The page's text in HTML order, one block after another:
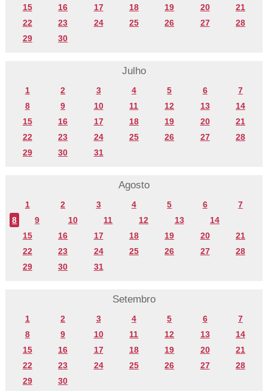
15 16 17 18 19 20
21
22
23 24 25 26 27
28
29
30
Julho
1 2 3 4 5 6
7
8
9 10 11 12 13
14
15
16 17 18 19 20
21
22
23 24 25 26 27
28
29
30 31
Agosto
1 2 3 4 5 6
7
8
9 10 11 12 13
14
15
16 17 18 19 20
21
22
23 24 25 26 27
28
29
30 31
Setembro
1 2 3 4 5 6
7
8
9 10 11 12 13
14
15
16 17 18 19 20
21
22
23 24 25 26 27
28
29
30